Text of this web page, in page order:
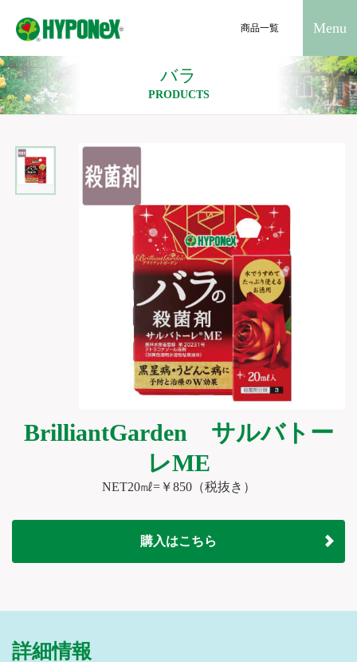
商品一覧 Menu
バラ
PRODUCTS
BrilliantGarden サルバトー
レME
NET20㎖=￥850（税抜き）
購入はこちら
詳細情報